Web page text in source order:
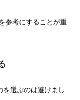
参考にすることが重
を選ぶのは避けまし